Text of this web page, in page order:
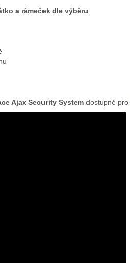
a rámeček dle výběru
Ajax Security System dostupné pro